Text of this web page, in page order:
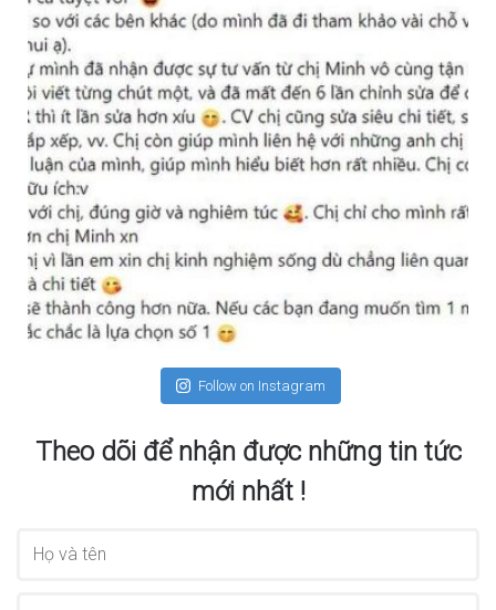
Follow on Instagram
Theo dõi để nhận được những tin tức
mới nhất !